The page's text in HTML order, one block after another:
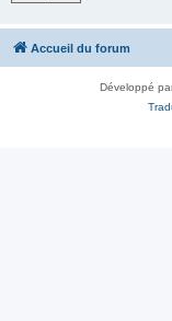
Accueil du forum
Développé